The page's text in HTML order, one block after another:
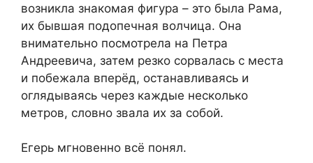
возникла знакомая фигура – это была Рама,
их бывшая подопечная волчица. Она
внимательно посмотрела на Петра
Андреевича, затем резко сорвалась с места
и побежала вперёд, останавливаясь и
оглядываясь через каждые несколько
метров, словно звала их за собой.
Егерь мгновенно всё понял.